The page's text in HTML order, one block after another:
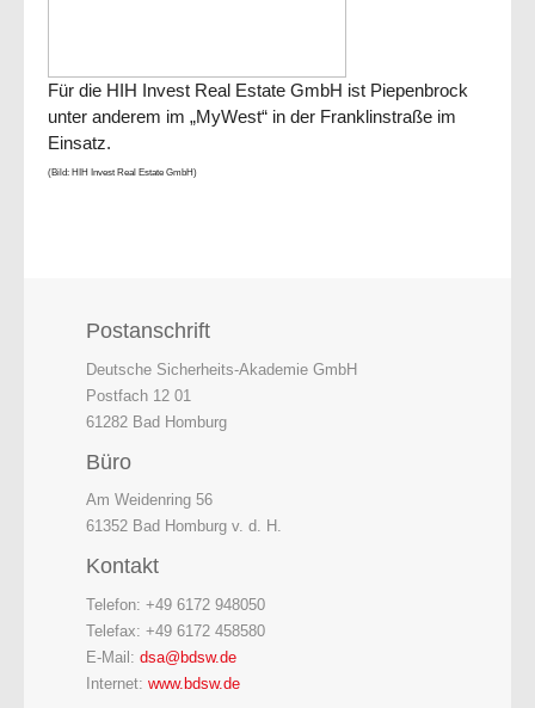
Für die HIH Invest Real Estate GmbH ist Piepenbrock
unter anderem im „MyWest“ in der Franklinstraße im
Einsatz.
(Bild: HIH Invest Real Estate GmbH)
Postanschrift
Deutsche Sicherheits-Akademie GmbH
Postfach 12 01
61282 Bad Homburg
Büro
Am Weidenring 56
61352 Bad Homburg v. d. H.
Kontakt
Telefon: +49 6172 948050
Telefax: +49 6172 458580
E-Mail: dsa@bdsw.de
Internet: www.bdsw.de